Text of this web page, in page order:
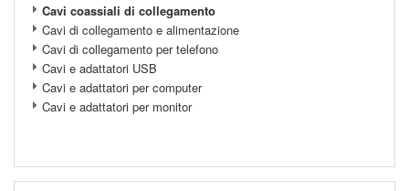
Cavi coassiali di collegamento
Cavi di collegamento e alimentazione
Cavi di collegamento per telefono
Cavi e adattatori USB
Cavi e adattatori per computer
Cavi e adattatori per monitor